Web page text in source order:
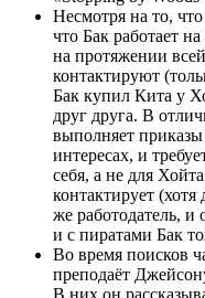
Несмотря на то,
что Бак работает
на протяжении
контактируют
Бак купил Кита у
друг друга. В
выполняет приказы
интересах, и
себя, а не для
контактирует
же работодатель, и
и с пиратами Бак
Во время поисков
преподаёт